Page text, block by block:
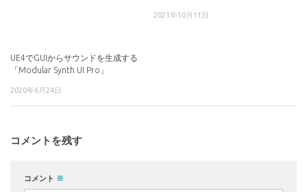
UE4でGUIからサウンドを生成する
「Modular Synth UI Pro」
2020年6月24日
2021年10月11日
コメントを残す
コメント ※